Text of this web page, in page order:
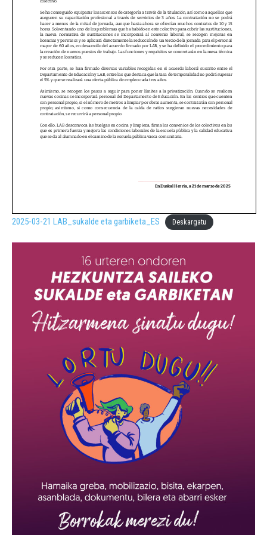
2025-03-21 LAB_sukalde eta garbiketa_ES Deskargatu